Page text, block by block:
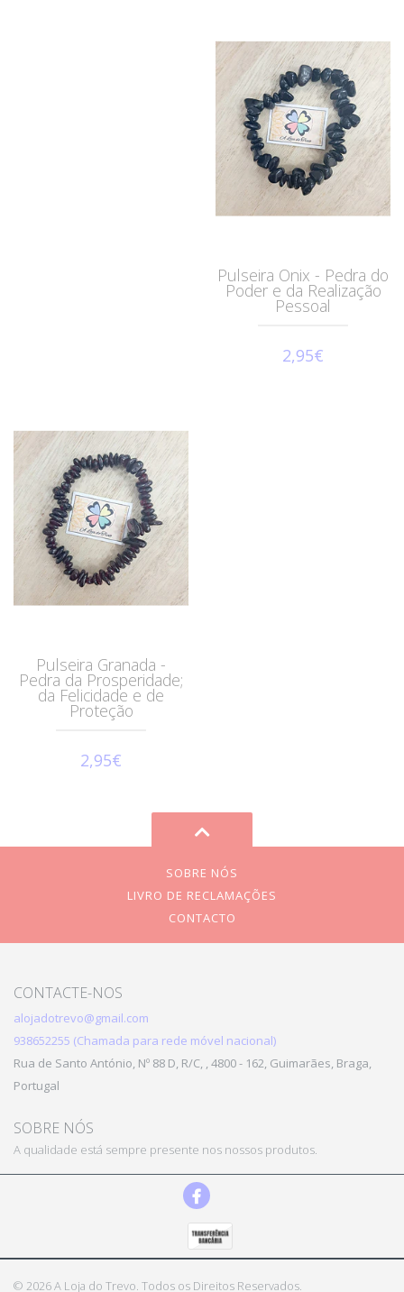
Pulseira Onix - Pedra do
Poder e da Realização
Pessoal
2,95€
Pulseira Granada -
Pedra da Prosperidade;
da Felicidade e de
Proteção
2,95€
SOBRE NÓS
LIVRO DE RECLAMAÇÕES
CONTACTO
CONTACTE-NOS
alojadotrevo@gmail.com
938652255 (Chamada para rede móvel nacional)
Rua de Santo António, Nº 88 D, R/C, , 4800 - 162, Guimarães, Braga,
Portugal
SOBRE NÓS
A qualidade está sempre presente nos nossos produtos.
© 2026 A Loja do Trevo. Todos os Direitos Reservados.